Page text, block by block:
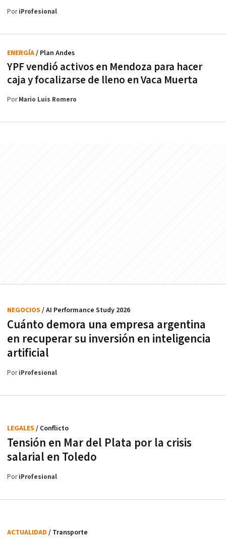
PoriProfesional
YPF vendió activos en Mendoza para hacer
caja y focalizarse de lleno en Vaca Muerta
ENERGÍA/ Plan Andes
PorMario Luis Romero
Cuánto demora una empresa argentina
en recuperar su inversión en inteligencia
artificial
NEGOCIOS / AI Performance Study 2026
PoriProfesional
Tensión en Mar del Plata por la crisis
salarial en Toledo
LEGALES / Conflicto
PoriProfesional
ACTUALIDAD / Transporte